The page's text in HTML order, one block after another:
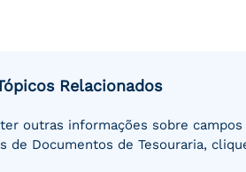
Relacionados
outras informações sobre
de Documentos de Tesouraria,